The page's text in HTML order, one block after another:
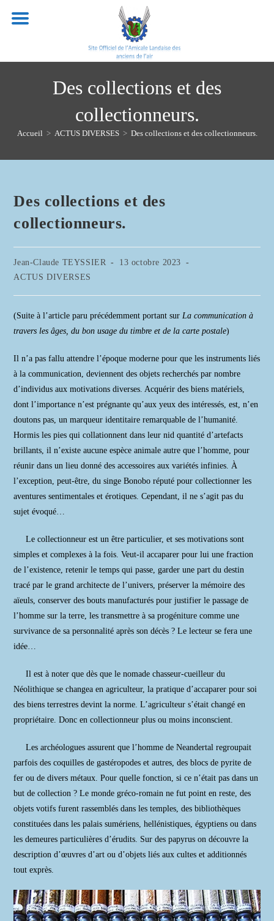
Des collections et des
collectionneurs.
Accueil > ACTUS DIVERSES > Des collections et des collectionneurs.
Des collections et des
collectionneurs.
Auteur/autrice
de
publication :
Jean-Claude TEYSSIER
Publication
13 octobre 2023
Post
ACTUS DIVERSES
(Suite à l’article paru précédemment portant surLa communication à
travers les âges, du bon usage du timbre et de la carte postale)
Il n’a pas fallu attendre l’époque moderne pour que les instruments liés
à la communication, deviennent des objets recherchés par nombre
d’individus aux motivations diverses. Acquérir des biens matériels,
dont l’importance n’est prégnante qu’aux yeux des intéressés, est, n’en
doutons pas, un marqueur identitaire remarquable de l’humanité.
Hormis les pies qui collationnent dans leur nid quantité d’artefacts
brillants, il n’existe aucune espèce animale autre que l’homme, pour
réunir dans un lieu donné des accessoires aux variétés infinies. À
l’exception, peut-être, du singe Bonobo réputé pour collectionner les
aventures sentimentales et érotiques. Cependant, il ne s’agit pas du
sujet évoqué…
Le collectionneur est un être particulier, et ses motivations sont
simples et complexes à la fois. Veut-il accaparer pour lui une fraction
de l’existence, retenir le temps qui passe, garder une part du destin
tracé par le grand architecte de l’univers, préserver la mémoire des
aïeuls, conserver des bouts manufacturés pour justifier le passage de
l’homme sur la terre, les transmettre à sa progéniture comme une
survivance de sa personnalité après son décès ? Le lecteur se fera une
idée…
Il est à noter que dès que le nomade chasseur-cueilleur du
Néolithique se changea en agriculteur, la pratique d’accaparer pour soi
des biens terrestres devint la norme. L’agriculteur s’était changé en
propriétaire. Donc en collectionneur plus ou moins inconscient.
Les archéologues assurent que l’homme de Neandertal regroupait
parfois des coquilles de gastéropodes et autres, des blocs de pyrite de
fer ou de divers métaux. Pour quelle fonction, si ce n’était pas dans un
but de collection ? Le monde gréco-romain ne fut point en reste, des
objets votifs furent rassemblés dans les temples, des bibliothèques
constituées dans les palais sumériens, hellénistiques, égyptiens ou dans
les demeures particulières d’érudits. Sur des papyrus on découvre la
description d’œuvres d’art ou d’objets liés aux cultes et additionnés
tout exprès.